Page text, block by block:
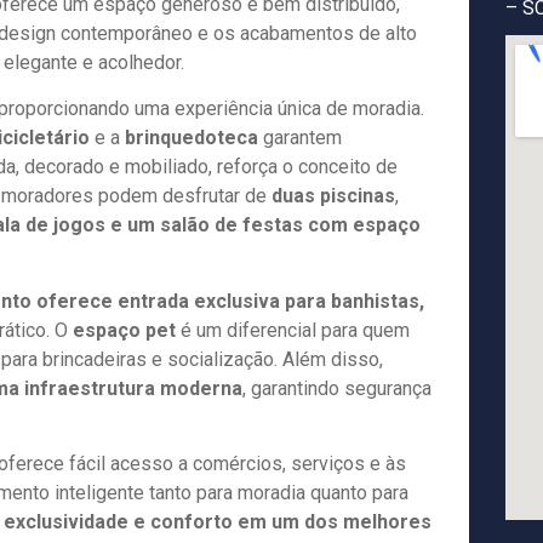
contemporâneo e os acabamentos de alto
e acolhedor.
uma experiência única de moradia.
e a brinquedoteca garantem
decorado e mobiliado, reforça o conceito de
podem desfrutar de duas piscinas,
de jogos e um salão de festas com espaço
oferece entrada exclusiva para banhistas,
O espaço pet é um diferencial para quem
brincadeiras e socialização. Além disso,
infraestrutura moderna, garantindo segurança
fácil acesso a comércios, serviços e às
inteligente tanto para moradia quanto para
e conforto em um dos melhores
–